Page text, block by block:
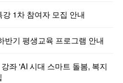
1차 참여자 모집 안내
기 평생교육 프로그램 안내
좌 'AI 시대 스마트 돌봄, 복지